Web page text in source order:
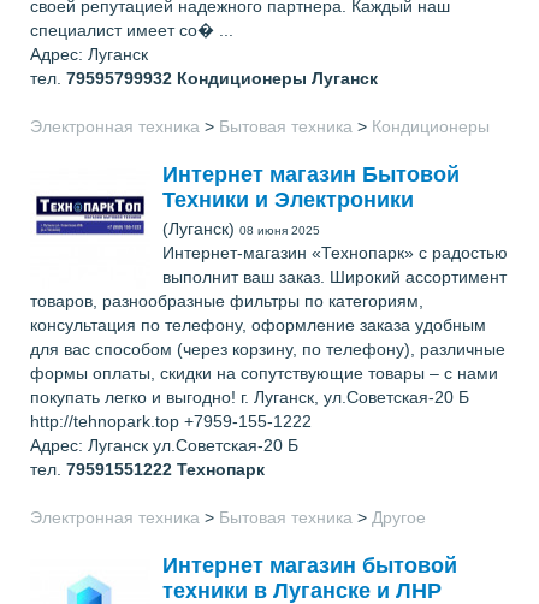
своей репутацией надежного партнера. Каждый наш
специалист имеет со� ...
Адрес: Луганск
тел. 79595799932 Кондиционеры Луганск
Электронная техника > Бытовая техника > Кондиционеры
Интернет магазин Бытовой
Техники и Электроники
(Луганск) 08 июня 2025
Интернет-магазин «Технопарк» с радостью
выполнит ваш заказ. Широкий ассортимент
товаров, разнообразные фильтры по категориям,
консультация по телефону, оформление заказа удобным
для вас способом (через корзину, по телефону), различные
формы оплаты, скидки на сопутствующие товары – с нами
покупать легко и выгодно! г. Луганск, ул.Советская-20 Б
http://tehnopark.top +7959-155-1222
Адрес: Луганск ул.Советская-20 Б
тел. 79591551222 Технопарк
Электронная техника > Бытовая техника > Другое
Интернет магазин бытовой
техники в Луганске и ЛНР